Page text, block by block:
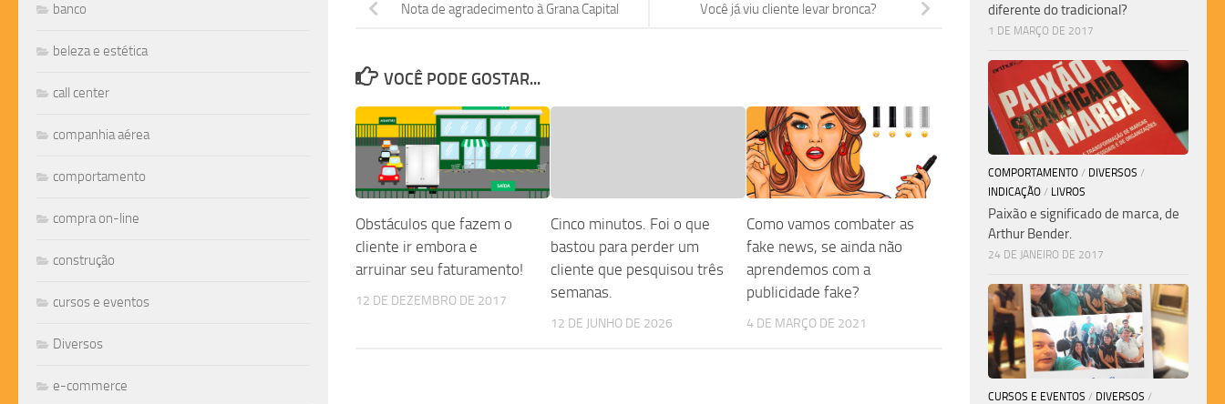
Você já viu cliente levar bronca?
Nota de agradecimento à Grana Capital
VOCÊ PODE GOSTAR...
Obstáculos que fazem o
cliente ir embora e
arruinar seu faturamento!
12 DE DEZEMBRO DE 2017
Cinco minutos. Foi o que
bastou para perder um
cliente que pesquisou três
semanas.
12 DE JUNHO DE 2026
Como vamos combater as
fake news, se ainda não
aprendemos com a
publicidade fake?
4 DE MARÇO DE 2021
banco
beleza e estética
call center
companhia aérea
comportamento
compra on-line
construção
cursos e eventos
Diversos
e-commerce
diferente do tradicional?
1 DE MARÇO DE 2017
COMPORTAMENTO / DIVERSOS /
INDICAÇÃO / LIVROS
Paixão e significado de marca, de
Arthur Bender.
24 DE JANEIRO DE 2017
CURSOS E EVENTOS / DIVERSOS /